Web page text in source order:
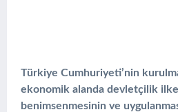
Türkiye Cumhuriyeti’nin
ekonomik alanda devletçilik
benimsenmesinin ve